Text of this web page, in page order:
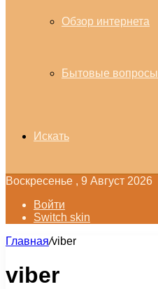
Обзор интернета
Бытовые вопросы
Искать
Воскресенье , 9 Август 2026
Войти
Switch skin
Главная/viber
viber